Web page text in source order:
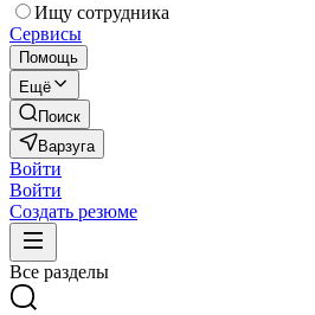
Ищу сотрудника
Сервисы
Помощь
Ещё
Поиск
Варзуга
Войти
Войти
Создать резюме
Все разделы